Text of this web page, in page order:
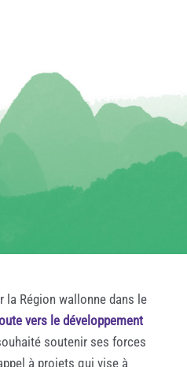
la Région wallonne dans le
vers le développement
soutenir ses forces
à projets qui vise à